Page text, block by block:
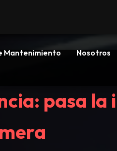
Mantenimiento Nosotros
pasa la